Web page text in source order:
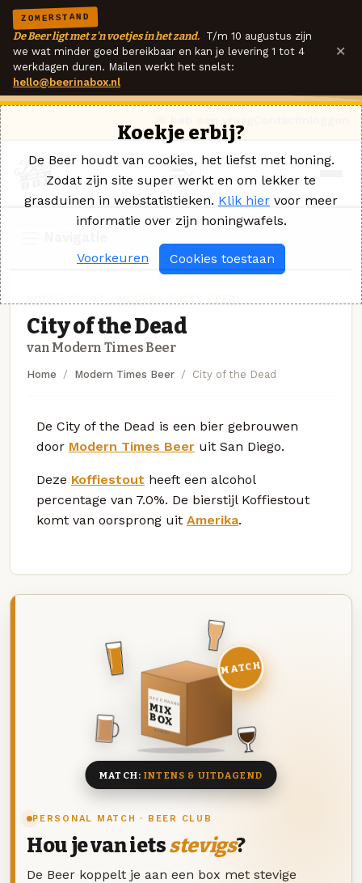
ZOMERSTAND
De Beer ligt met z'n voetjes in het zand. T/m 10 augustus zijn
we wat minder goed bereikbaar en kan je levering 1 tot 4
werkdagen duren. Mailen werkt het snelst:
hello@beerinabox.nl
×
City of the Dead
van Modern Times Beer
Home Modern Times Beer City of the Dead
De City of the Dead is een bier gebrouwen
door Modern Times Beer uit San Diego.
Deze Koffiestout heeft een alcohol
percentage van 7.0%. De bierstijl Koffiestout
komt van oorsprong uit Amerika.
PERSONAL MATCH · BEER CLUB
Hou je van ietsstevigs?
De Beer koppelt je aan een box met stevige
DEZE MAAND
MIX
BOX
8 BIEREN
MATCH
MATCH:INTENS & UITDAGEND
Koekje erbij?
De Beer houdt van cookies, het liefst met honing.
Zodat zijn site super werkt en om lekker te
grasduinen in webstatistieken. Klik hier voor meer
informatie over zijn honingwafels.
Voorkeuren Cookies toestaan